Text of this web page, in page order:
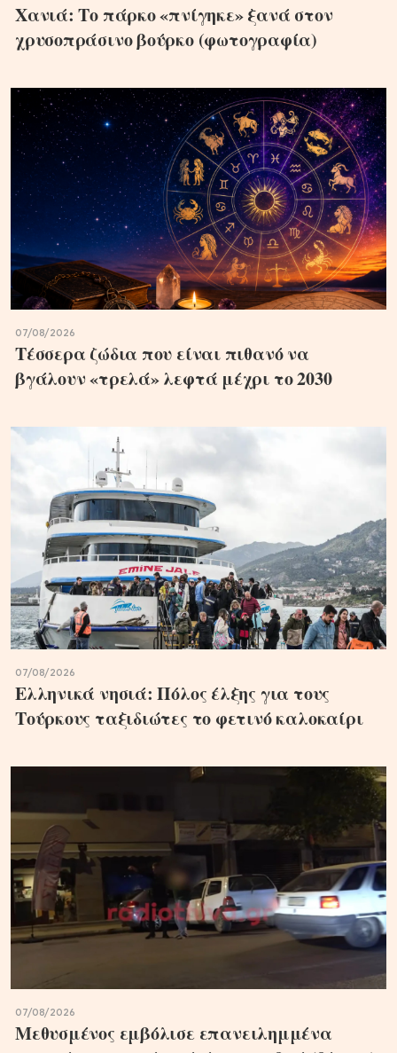
Χανιά: Το πάρκο «πνίγηκε» ξανά στον
χρυσοπράσινο βούρκο (φωτογραφία)
07/08/2026
Τέσσερα ζώδια που είναι πιθανό να
βγάλουν «τρελά» λεφτά μέχρι το 2030
07/08/2026
Ελληνικά νησιά: Πόλος έλξης για τους
Τούρκους ταξιδιώτες το φετινό καλοκαίρι
07/08/2026
Μεθυσμένος εμβόλισε επανειλημμένα